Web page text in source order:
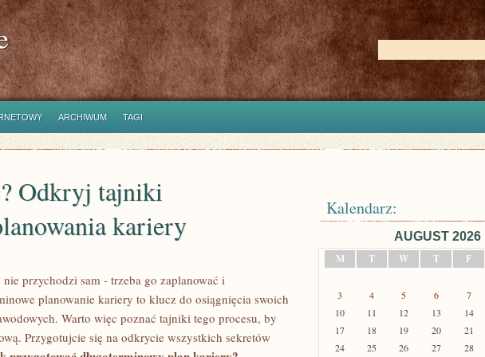
ARCHIWUM TAGI
Odkryj tajniki
kariery
przychodzi sam -​ trzeba ⁣go zaplanować​ i
planowanie ​kariery to klucz do osiągnięcia swoich
Warto⁢ więc poznać tajniki​ tego procesu, by
Przygotujcie się​ na odkrycie wszystkich⁣ sekretów
Kalendarz:
AUGUST 2026
M
T W T F
3
4 5 6 7
10
11 12 13 14
17
18 19 20 21
24
25 26 27 28